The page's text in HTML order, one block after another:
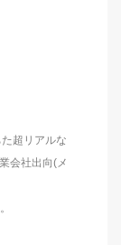
超リアルな
会社出向(メ